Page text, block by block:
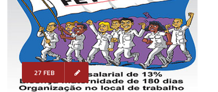
27 FEB